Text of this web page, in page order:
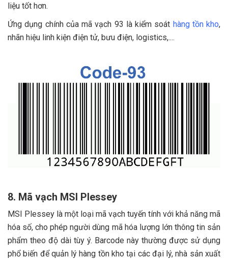
liệu tốt hơn.
Ứng dụng chính của mã vạch 93 là kiểm soát hàng tồn kho,
nhãn hiệu linh kiện điện tử, bưu điện, logistics,....
8. Mã vạch MSI Plessey
MSI Plessey là một loại mã vạch tuyến tính với khả năng mã
hóa số, cho phép người dùng mã hóa lượng lớn thông tin sản
phẩm theo độ dài tùy ý. Barcode này thường được sử dụng
phổ biến để quản lý hàng tồn kho tại các đại lý, nhà sản xuất